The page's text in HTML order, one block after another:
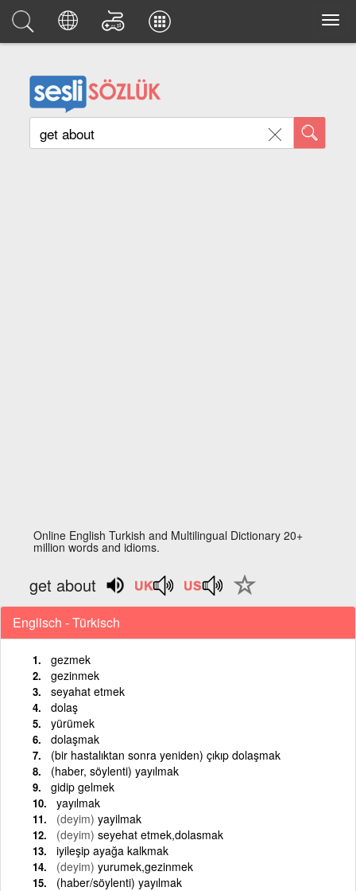
Online English Turkish and Multilingual Dictionary 20+
million words and idioms.
get about
Englisch - Türkisch
gezmek
gezinmek
seyahat etmek
dolaş
yürümek
dolaşmak
(bir hastalıktan sonra yeniden) çıkıp dolaşmak
(haber, söylenti) yayılmak
gidip gelmek
yayılmak
(deyim) yayilmak
(deyim) seyehat etmek,dolasmak
iyileşip ayağa kalkmak
(deyim) yurumek,gezinmek
(haber/söylenti) yayılmak